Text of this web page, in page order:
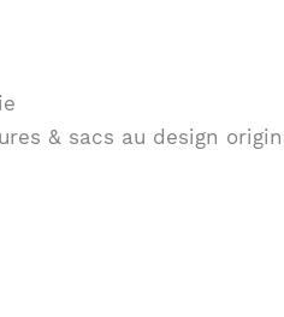
& sacs au design